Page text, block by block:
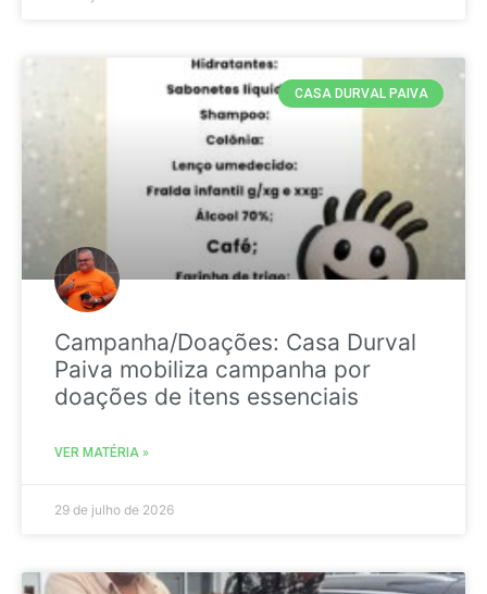
CASA DURVAL PAIVA
Campanha/Doações: Casa Durval
Paiva mobiliza campanha por
doações de itens essenciais
VER MATÉRIA »
29 de julho de 2026